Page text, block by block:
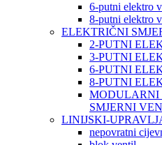
6-putni elektro
8-putni elektro
ELEKTRIČNI
2-PUTNI
3-PUTNI
6-PUTNI
8-PUTNI
MODULARNI
SMJERNI
LINIJSKI-
nepovratni